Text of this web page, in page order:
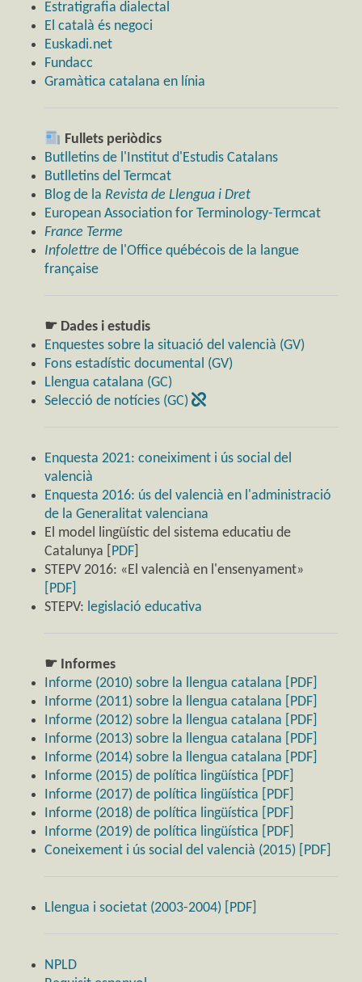
Estratigrafia dialectal
El català és negoci
Euskadi.net
Fundacc
Gramàtica catalana en línia
Fullets periòdics
Butlletins de l'Institut d'Estudis Catalans
Butlletins del Termcat
Blog de la Revista de Llengua i Dret
European Association for Terminology-Termcat
France Terme
Infolettre de l'Office québécois de la langue
française
☛ Dades i estudis
Enquestes sobre la situació del valencià (GV)
Fons estadístic documental (GV)
Llengua catalana (GC)
Selecció de notícies (GC)
Enquesta 2021: coneiximent i ús social del
valencià
Enquesta 2016: ús del valencià en l'administració
de la Generalitat valenciana
El model lingüístic del sistema educatiu de
Catalunya [ PDF
STEPV 2016: «El valencià en l'ensenyament»
[PDF]
STEPV: legislació educativa
☛ Informes
Informe (2010) sobre la llengua catalana [PDF]
Informe (2011) sobre la llengua catalana [PDF]
Informe (2012) sobre la llengua catalana [PDF]
Informe (2013) sobre la llengua catalana [PDF]
Informe (2014) sobre la llengua catalana [PDF]
Informe (2015) de política lingüística [PDF]
Informe (2017) de política lingüística [PDF]
Informe (2018) de política lingüística [PDF]
Informe (2019) de política lingüística [PDF]
Coneixement i ús social del valencià (2015) [PDF]
Llengua i societat (2003-2004) [PDF]
NPLD